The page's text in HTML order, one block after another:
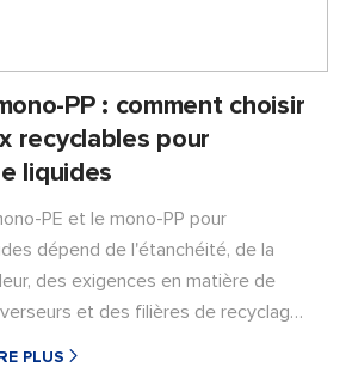
PP : comment choisir
recyclables pour
liquides
PE et le mono-PP pour
dépend de l'étanchéité, de la
des exigences en matière de
et des filières de recyclage.
PLUS